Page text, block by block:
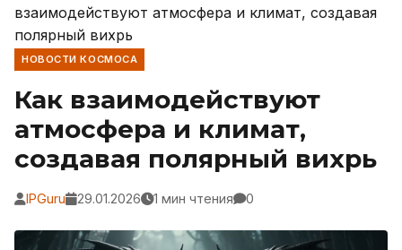
взаимодействуют атмосфера и климат, создавая
полярный вихрь
НОВОСТИ КОСМОСА
Как взаимодействуют
атмосфера и климат,
создавая полярный вихрь
IPGuru 29.01.2026 1 мин чтения 0